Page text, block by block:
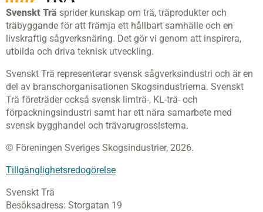
Svenskt Trä sprider kunskap om trä, träprodukter och
träbyggande för att främja ett hållbart samhälle och en
livskraftig sågverksnäring. Det gör vi genom att inspirera,
utbilda och driva teknisk utveckling.
Svenskt Trä representerar svensk sågverksindustri och är en
del av branschorganisationen Skogsindustrierna. Svenskt
Trä företräder också svensk limträ-, KL-trä- och
förpackningsindustri samt har ett nära samarbete med
svensk bygghandel och trävarugrossisterna.
© Föreningen Sveriges Skogsindustrier, 2026.
Tillgänglighetsredogörelse
Svenskt Trä
Besöksadress: Storgatan 19